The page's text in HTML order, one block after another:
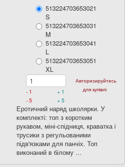
513224703653021
S
513224703653031
M
513224703653041
L
513224703653051
XL
+ 1
- 1
- 5
+ 5
Авторизируйтесь
для купівлі
Еротичний наряд школярки. У
комплекті: топ з коротким
рукавом, міні-спідниця, краватка і
трусики з регульованими
підв'язками для панчіх. Топ
виконаний в білому ...